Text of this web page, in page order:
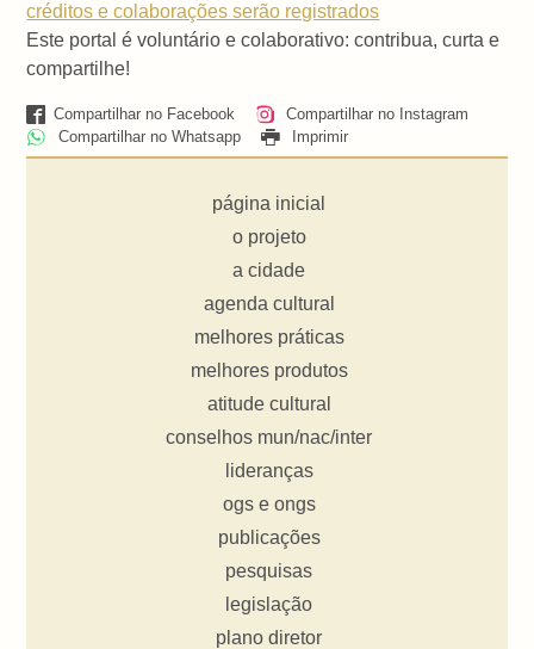
créditos e colaborações serão registrados
Este portal é voluntário e colaborativo: contribua, curta e
compartilhe!
Compartilhar no Facebook
Compartilhar no Instagram
Compartilhar no Whatsapp
Imprimir
página inicial
o projeto
a cidade
agenda cultural
melhores práticas
melhores produtos
atitude cultural
conselhos mun/nac/inter
lideranças
ogs e ongs
publicações
pesquisas
legislação
plano diretor